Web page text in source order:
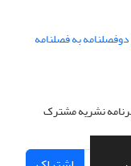
به فصلنامه
نشریه مشترک